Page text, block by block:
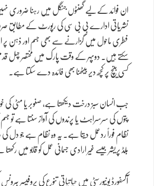
ان فوائد کے لیے گھنٹوں جنگل میں رہنا ضروری
فطری ماحول میں گزارنے سے بھی جسم اور ذہن پر
سکتے ہیں۔ دوپہر کے وقت پارک میں مختصر چہل
کسی بینچ پر کچھ دیر بیٹھنا بھی فائدہ دے سکتا ہے۔
جب انسان سبز درخت دیکھتا ہے، صنوبر یا مٹی کی
پتوں کی سرسراہٹ یا پرندوں کی آواز سنتا ہے تو جسم
نظام فوراً ردعمل دیتا ہے۔ یہ وہ نظام ہے جو دل
بلڈ پریشر جیسے غیر ارادی جسمانی عمل کو قابو میں رکھتا
آکسفورڈ یونیورسٹی میں حیاتیاتی تنوع کی پروفیسر